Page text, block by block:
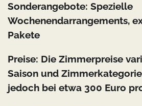
Sonderangebote: Spezielle
Wochenendarrangements,
Pakete
Preise: Die Zimmerpreise
Saison und
jedoch bei etwa 300 Euro